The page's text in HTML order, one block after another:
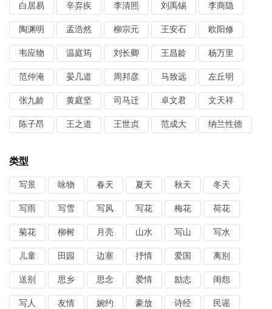
白居易 辛弃疾 李清照 刘禹锡 李商隐
陶渊明 孟浩然 柳宗元 王安石 欧阳修
韦应物 温庭筠 刘长卿 王昌龄 杨万里
范仲淹 晏几道 周邦彦 马致远 左丘明
张九龄 黄庭坚 司马迁 卓文君 文天祥
陈子昂 王之道 王世贞 范成大 纳兰性德
类型
写景 咏物 春天 夏天 秋天 冬天
写雨 写雪 写风 写花 梅花 荷花
菊花 柳树 月亮 山水 写山 写水
儿童 田园 边塞 抒情 爱国 离别
送别 思乡 思念 爱情 励志 闺怨
写人 友情 婉约 豪放 诗经 民谣